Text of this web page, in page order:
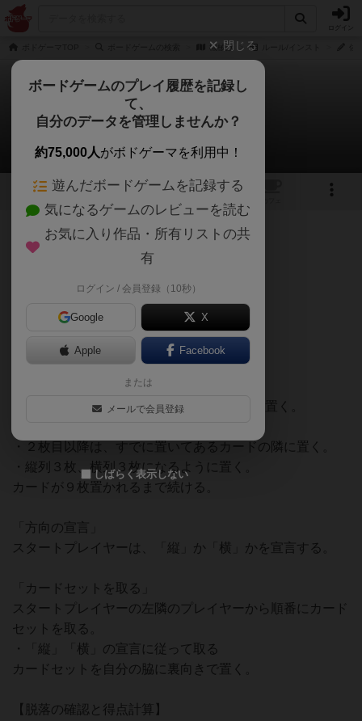
機械獣
機械獣
佐藤 秀則さんのルール/インスト
1 1
61名 0名 0 約1年前
脱落の確認と得点計算
【ラウンドの流れ】
スタートプレイヤーから順番に手札1枚場に置く。
・２枚目以降は、すでに置いてあるカードの隣に置く。
・縦列３枚、横列３枚になるように置く。
カードが９枚置かれるまで続ける。
「方向の宣言」
スタートプレイヤーは、「縦」か「横」かを宣言する。
「カードセットを取る」
スタートプレイヤーの左隣のプレイヤーから順番にカード
セットを取る。
・「縦」「横」の宣言に従って取る
カードセットを自分の脇に裏向きで置く。
【脱落の確認と得点計算】
閉じる
ボードゲームのプレイ履歴を記録し
て、
自分のデータを管理しませんか？
約75,000人がボドゲーマを利用中！
遊んだボードゲームを記録する
気になるゲームのレビューを読む
お気に入り作品・所有リストの共
有
ログイン / 会員登録（10秒）
Google X
Apple Facebook
または
メールで会員登録
しばらく表示しない